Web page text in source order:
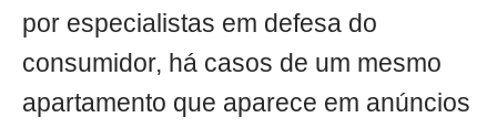
por especialistas em defesa do
consumidor, há casos de um mesmo
apartamento que aparece em anúncios